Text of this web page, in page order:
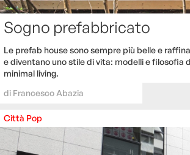
Sogno prefabbricato
Le prefab house sono sempre più belle e
e diventano uno stile di vita: modelli e filosofia
minimal living.
di Francesco Abazia
Città Pop